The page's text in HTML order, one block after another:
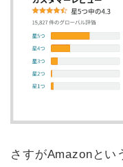
さすがAmazonとい